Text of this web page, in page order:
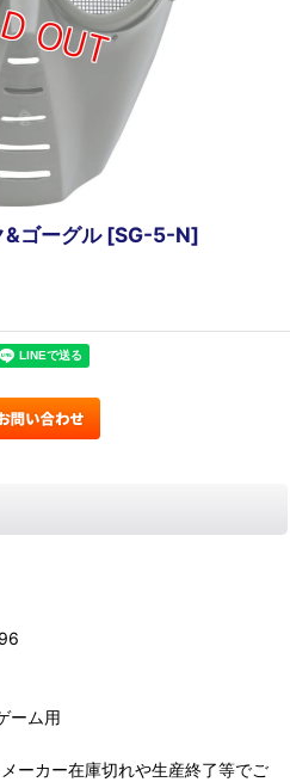
ゴーグル[SG-5-N]
ーム用
ーカー在庫切れや生産終了等でご